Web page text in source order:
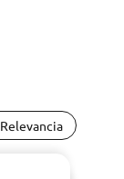
Relevancia